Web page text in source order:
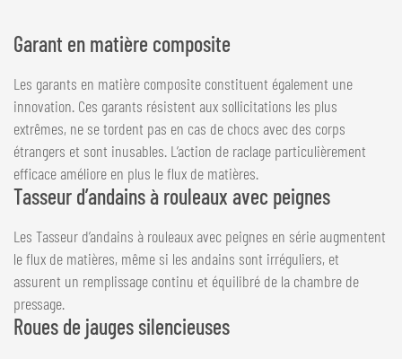
Garant en matière composite
Les garants en matière composite constituent également une
innovation. Ces garants résistent aux sollicitations les plus
extrêmes, ne se tordent pas en cas de chocs avec des corps
étrangers et sont inusables. L’action de raclage particulièrement
efficace améliore en plus le flux de matières.
Tasseur d’andains à rouleaux avec peignes
Les Tasseur d’andains à rouleaux avec peignes en série augmentent
le flux de matières, même si les andains sont irréguliers, et
assurent un remplissage continu et équilibré de la chambre de
pressage.
Roues de jauges silencieuses